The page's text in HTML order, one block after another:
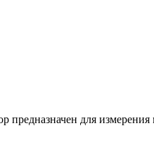
предназначен для